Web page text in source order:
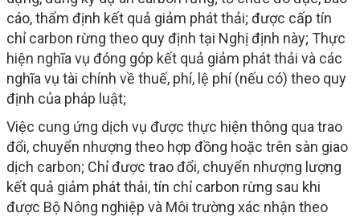
cáo, thẩm định kết quả giảm phát thải; được cấp tín
chỉ carbon rừng theo quy định tại Nghị định này; Thực
hiện nghĩa vụ đóng góp kết quả giảm phát thải và các
nghĩa vụ tài chính về thuế, phí, lệ phí (nếu có) theo quy
định của pháp luật;
Việc cung ứng dịch vụ được thực hiện thông qua trao
đổi, chuyển nhượng theo hợp đồng hoặc trên sàn giao
dịch carbon; Chỉ được trao đổi, chuyển nhượng lượng
kết quả giảm phát thải, tín chỉ carbon rừng sau khi
được Bộ Nông nghiệp và Môi trường xác nhận theo